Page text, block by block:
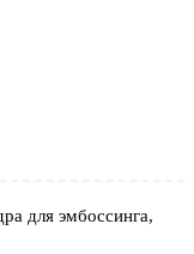
для эмбоссинга,